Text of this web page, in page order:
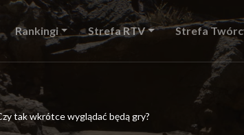
Rankingi Strefa RTV Strefa
tak wkrótce wyglądać będą gry?